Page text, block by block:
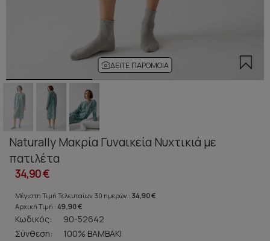
ΔΕΊΤΕ ΠΑΡΌΜΟΙΑ
Naturally Μακρία Γυναικεία Νυχτικιά με
πατιλέτα
34,90 €
Μέγιστη Τιμή Τελευταίων 30 ημερών : 34,90 €
Αρχική Τιμή : 49,90 €
Κωδικός:
90-52642
Σύνθεση:
100% ΒΑΜΒΑΚΙ